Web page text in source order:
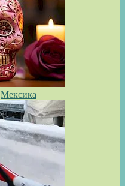
Мексика